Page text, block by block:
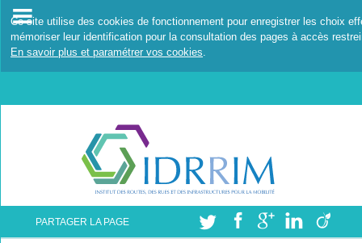
Ce site utilise des cookies de fonctionnement pour enregistrer les choix
mémoriser leur identification pour la consultation des pages à accès
En savoir plus et paramétrer vos cookies
PARTAGER LA PAGE